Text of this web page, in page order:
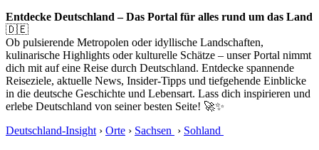
Entdecke Deutschland – Das Portal für alles rund um das Land
🇩🇪
Ob pulsierende Metropolen oder idyllische Landschaften,
kulinarische Highlights oder kulturelle Schätze – unser Portal nimmt
dich mit auf eine Reise durch Deutschland. Entdecke spannende
Reiseziele, aktuelle News, Insider-Tipps und tiefgehende Einblicke
in die deutsche Geschichte und Lebensart. Lass dich inspirieren und
erlebe Deutschland von seiner besten Seite! 🚀✨
Deutschland-Insight › Orte › Sachsen › Sohland